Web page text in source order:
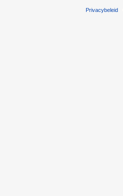
Privacybeleid